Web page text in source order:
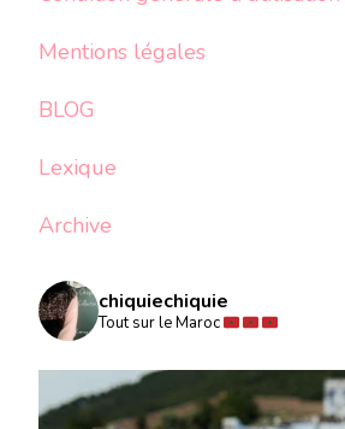
Mentions légales
BLOG
Lexique
Archive
chiquiechiquie
Tout sur le Maroc